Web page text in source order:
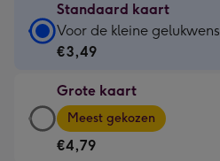
Standaard kaart
Standaard
kaart
€3,49
-
Voor
Voor de kleine gelukwens
€3,49
Grote kaart
Grote
kaart
-
Meest gekozen
€4,79